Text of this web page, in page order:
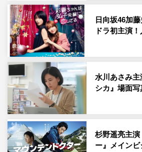
ってくれ」
これまでその父の言葉を胸に刻んで
戦ってきた照朝。このまま照朝が負
も、悠季（古川琴音）も、潜夜（竜
菜）も…アクマゲームトーナメント
にされ、さらにゲーム終了と同時に
撃して世界は大混乱に陥ってしまう
な想いが照朝の胸によぎる。みんな
つしかない。そのプレッシャーが、
かる。
日向坂46加
ドラ初主演
水川あさみ
シカ』場面
杉野遥亮主演
ー』メイン